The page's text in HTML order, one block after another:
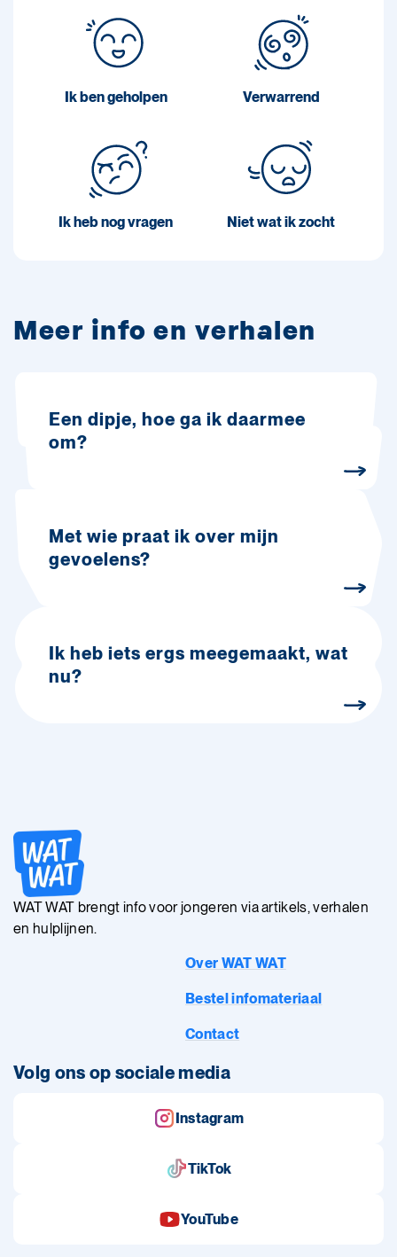
Ik ben geholpen Verwarrend
Ik heb nog vragen Niet wat ik zocht
Meer info en verhalen
Een dipje, hoe ga ik daarmee
om?
Met wie praat ik over mijn
gevoelens?
Ik heb iets ergs meegemaakt, wat
nu?
WAT WAT brengt info voor jongeren via artikels, verhalen
en hulplijnen.
Over WAT WAT
Bestel infomateriaal
Contact
Volg ons op sociale media
Instagram
TikTok
YouTube